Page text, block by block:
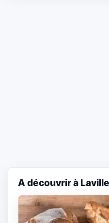
A découvrir à